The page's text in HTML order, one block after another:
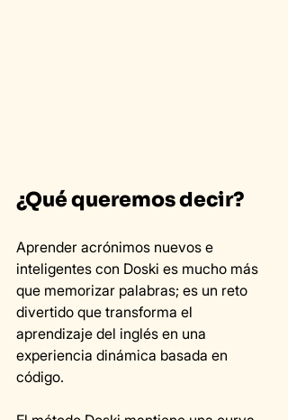
¿Qué queremos decir?
Aprender acrónimos nuevos e
inteligentes con Doski es mucho más
que memorizar palabras; es un reto
divertido que transforma el
aprendizaje del inglés en una
experiencia dinámica basada en
código.